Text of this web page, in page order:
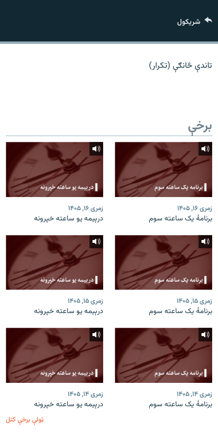
د ازادې اروپا/ ازادي راډيو ټولې پاڼې
شريکول
تاندې څانګې (تکرار)
برخې
زمری ۱۶, ۱۴۰۵
برنامۀ یک ساعته سوم
زمری ۱۶, ۱۴۰۵
درېیمه یو ساعته خپرونه
زمری ۱۵, ۱۴۰۵
برنامۀ یک ساعته سوم
زمری ۱۵, ۱۴۰۵
درېیمه یو ساعته خپرونه
زمری ۱۴, ۱۴۰۵
برنامۀ یک ساعته سوم
زمری ۱۴, ۱۴۰۵
درېیمه یو ساعته خپرونه
ټولې برخې کتل